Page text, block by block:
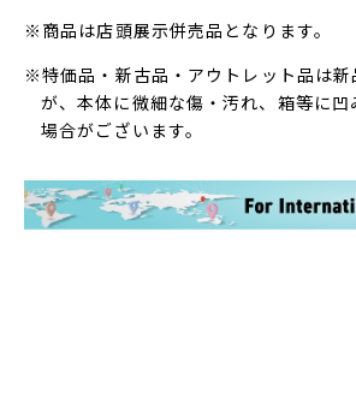
※商品は店頭展示併売品となります。
※特価品・新古品・アウトレット品は新
が、本体に微細な傷・汚れ、箱等に凹
場合がございます。